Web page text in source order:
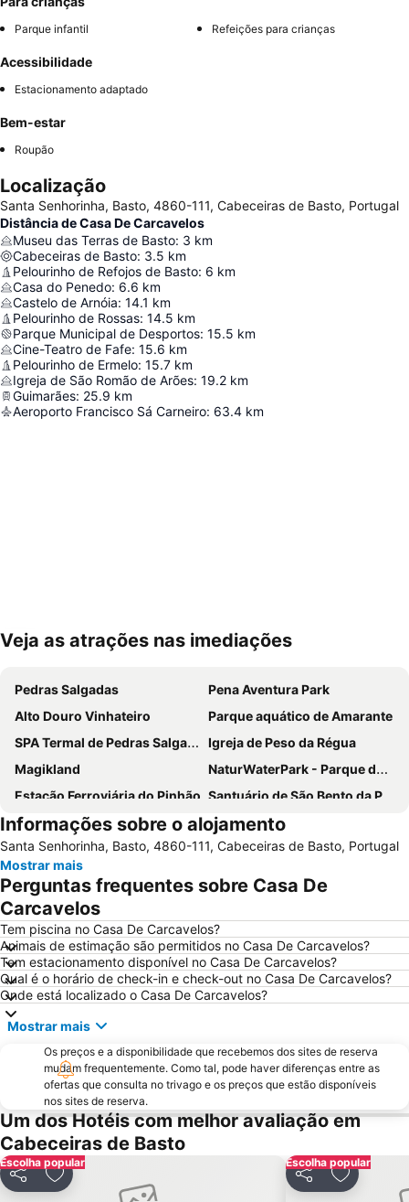
Parque infantil Refeições para crianças
Acessibilidade
Estacionamento adaptado
Bem-estar
Roupão
Localização
Santa Senhorinha, Basto, 4860-111, Cabeceiras de Basto, Portugal
Distância de Casa De Carcavelos
Museu das Terras de Basto: 3 km
Cabeceiras de Basto: 3.5 km
Pelourinho de Refojos de Basto: 6 km
Casa do Penedo: 6.6 km
Castelo de Arnóia: 14.1 km
Pelourinho de Rossas: 14.5 km
Parque Municipal de Desportos: 15.5 km
Cine-Teatro de Fafe: 15.6 km
Pelourinho de Ermelo: 15.7 km
Igreja de São Romão de Arões: 19.2 km
Guimarães: 25.9 km
Aeroporto Francisco Sá Carneiro: 63.4 km
Ampliar mapa
Veja as atrações nas imediações
Pedras Salgadas
Pena Aventura Park
Alto Douro Vinhateiro
Parque aquático de Amarante
SPA Termal de Pedras Salgadas
Igreja de Peso da Régua
Magikland
NaturWaterPark - Parque de Diversões do Douro
Estação Ferroviária do Pinhão Santuário de São Bento da Porta Aberta
Parque Nacional da Peneda-Gerês
Aldeia Histórica de Soajo
Praia Fluvial de Vilar da Veiga
Braga Parque
Estádio Municipal de Braga - Estádio AXA
Bom Jesus do Monte
Cascata do Tahiti - Ermida
Estação de Caminhos de Ferro de Braga
Aquático de Fafe
Centro Histórico de Guimarães
Lago dos Cisnes
DiverLanhoso
Minho Center
Azurara Parque Aventura
Igreja de Riba d'Ave
Albufeira do Ermal
Igreja Matriz da Lixa
Casa de Camilo - Museu e Centro de Estudos
Elevador do Bom Jesus do Monte
Capela de Cima de Oliveira
Parque Natural da Baixa Limia Serra do Xurés
Parque de Exposições de Braga
Fluvial de Adaúfe
Parque Natural do Alvão
Estádio da Mata Real
Barragem do Alto-Lindoso
Cascata do Arado
Informações sobre o alojamento
Santa Senhorinha, Basto, 4860-111, Cabeceiras de Basto, Portugal
Mostrar mais
Perguntas frequentes sobre Casa De
Carcavelos
Tem piscina no Casa De Carcavelos?
Animais de estimação são permitidos no Casa De Carcavelos?
Tem estacionamento disponível no Casa De Carcavelos?
Qual é o horário de check-in e check-out no Casa De Carcavelos?
Onde está localizado o Casa De Carcavelos?
Mostrar mais
Os preços e a disponibilidade que recebemos dos sites de reserva
mudam frequentemente. Como tal, pode haver diferenças entre as
ofertas que consulta no trivago e os preços que estão disponíveis
nos sites de reserva.
Um dos Hotéis com melhor avaliação em
Cabeceiras de Basto
Escolha popular
PartilharAdicionar aos favoritos
Escolha popular
Partilhar